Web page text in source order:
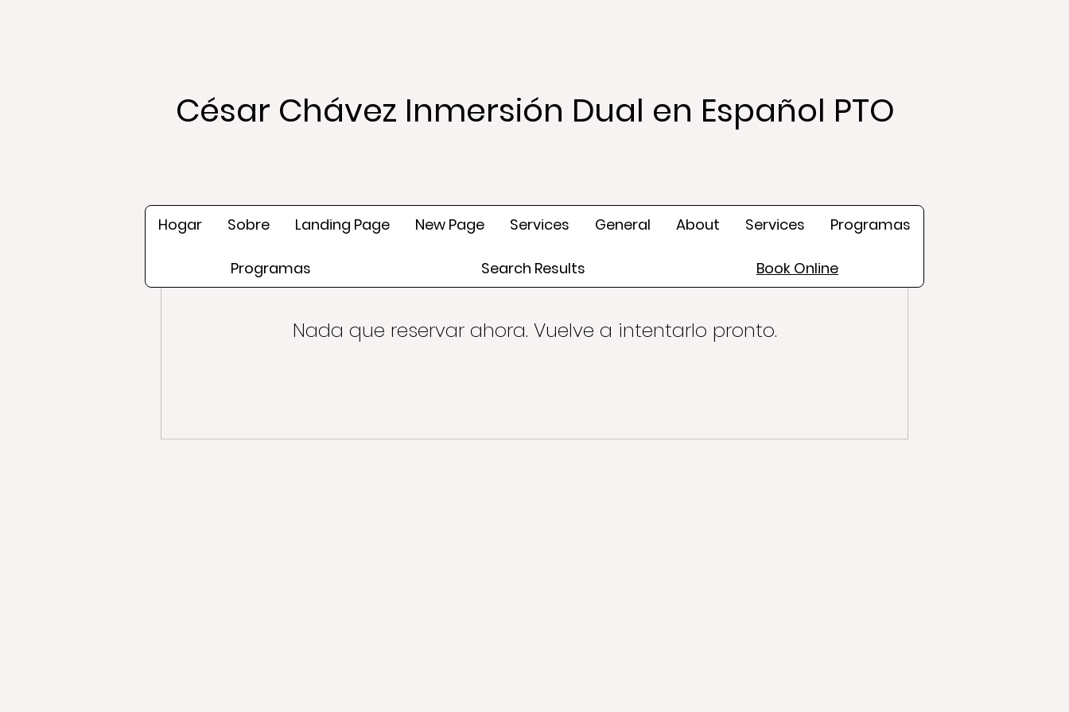
César Chávez Inmersión Dual en Español PTO
Nada que reservar ahora. Vuelve a intentarlo pronto.
Hogar Sobre Landing Page New Page Services General About Services Programas
Programas Search Results Book Online